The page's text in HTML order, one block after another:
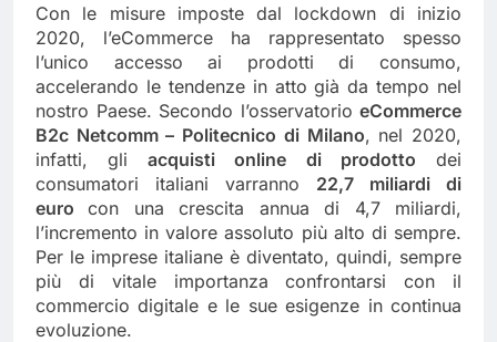
Con le misure imposte dal lockdown di inizio
2020, l’eCommerce ha rappresentato spesso
l’unico accesso ai prodotti di consumo,
accelerando le tendenze in atto già da tempo nel
nostro Paese. Secondo l’osservatorio eCommerce
B2c Netcomm – Politecnico di Milano, nel 2020,
infatti, gli acquisti online di prodotto dei
consumatori italiani varranno 22,7 miliardi di
eurocon una crescita annua di 4,7 miliardi,
l’incremento in valore assoluto più alto di sempre.
Per le imprese italiane è diventato, quindi, sempre
più di vitale importanza confrontarsi con il
commercio digitale e le sue esigenze in continua
evoluzione.